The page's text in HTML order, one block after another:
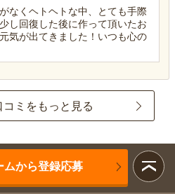
なくヘトヘトな中、とても手際
し回復した後に作って頂いたお
気が出てきました！いつも心の
ミをもっと見る
ムから登録応募